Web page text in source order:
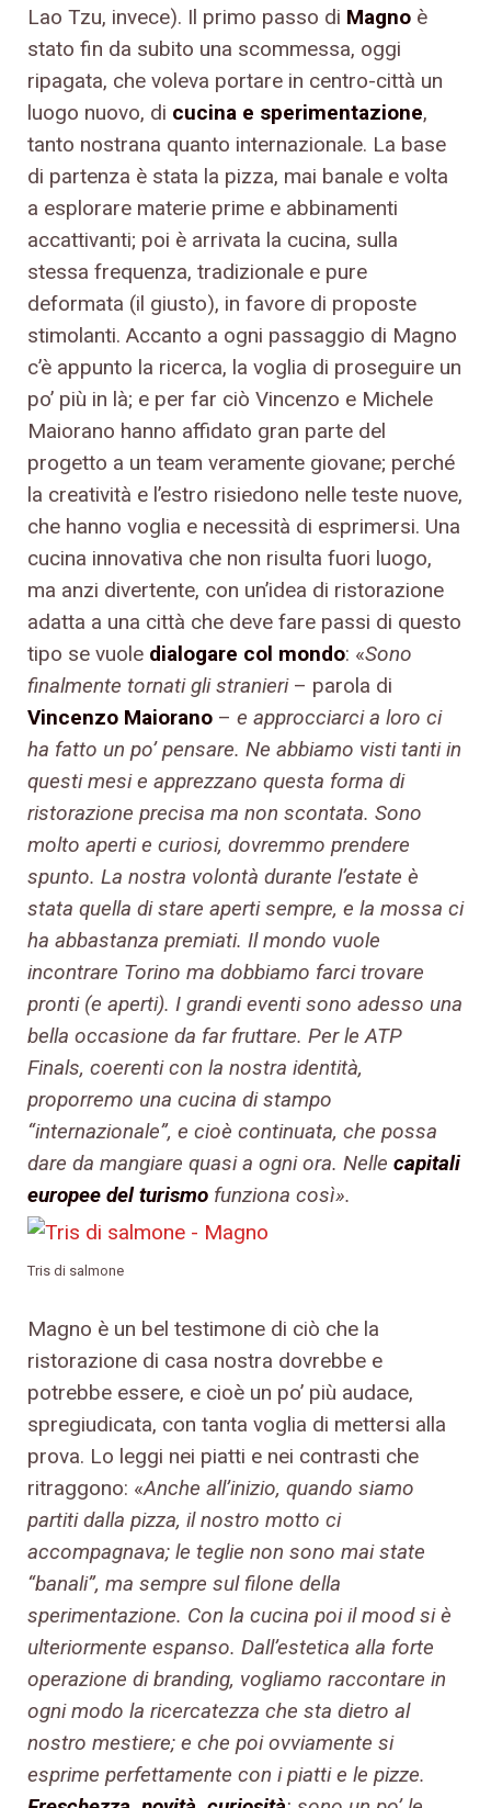
Lao Tzu, invece). Il primo passo di Magno è
stato fin da subito una scommessa, oggi
ripagata, che voleva portare in centro-città un
luogo nuovo, di cucina e sperimentazione,
tanto nostrana quanto internazionale. La base
di partenza è stata la pizza, mai banale e volta
a esplorare materie prime e abbinamenti
accattivanti; poi è arrivata la cucina, sulla
stessa frequenza, tradizionale e pure
deformata (il giusto), in favore di proposte
stimolanti. Accanto a ogni passaggio di Magno
c’è appunto la ricerca, la voglia di proseguire un
po’ più in là; e per far ciò Vincenzo e Michele
Maiorano hanno affidato gran parte del
progetto a un team veramente giovane; perché
la creatività e l’estro risiedono nelle teste nuove,
che hanno voglia e necessità di esprimersi. Una
cucina innovativa che non risulta fuori luogo,
ma anzi divertente, con un’idea di ristorazione
adatta a una città che deve fare passi di questo
tipo se vuole dialogare col mondo: «Sono
finalmente tornati gli stranieri– parola di
Vincenzo Maiorano – e approcciarci a loro ci
ha fatto un po’ pensare. Ne abbiamo visti tanti in
questi mesi e apprezzano questa forma di
ristorazione precisa ma non scontata. Sono
molto aperti e curiosi, dovremmo prendere
spunto. La nostra volontà durante l’estate è
stata quella di stare aperti sempre, e la mossa ci
ha abbastanza premiati. Il mondo vuole
incontrare Torino ma dobbiamo farci trovare
pronti (e aperti). I grandi eventi sono adesso una
bella occasione da far fruttare. Per le ATP
Finals, coerenti con la nostra identità,
proporremo una cucina di stampo
“internazionale”, e cioè continuata, che possa
dare da mangiare quasi a ogni ora. Nelle capitali
europee del turismo funziona così».
Tris di salmone
Magno è un bel testimone di ciò che la
ristorazione di casa nostra dovrebbe e
potrebbe essere, e cioè un po’ più audace,
spregiudicata, con tanta voglia di mettersi alla
prova. Lo leggi nei piatti e nei contrasti che
ritraggono: «Anche all’inizio, quando siamo
partiti dalla pizza, il nostro motto ci
accompagnava; le teglie non sono mai state
“banali”, ma sempre sul filone della
sperimentazione. Con la cucina poi il mood si è
ulteriormente espanso. Dall’estetica alla forte
operazione di branding, vogliamo raccontare in
ogni modo la ricercatezza che sta dietro al
nostro mestiere; e che poi ovviamente si
esprime perfettamente con i piatti e le pizze.